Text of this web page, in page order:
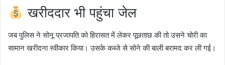
खरीददार भी पहुंचा जेल
जब पुलिस ने सोनू प्रजापति को हिरासत में लेकर पूछताछ की तो उसने चोरी का
सामान खरीदना स्वीकार किया। उसके कब्जे से सोने की बाली बरामद कर ली गई।